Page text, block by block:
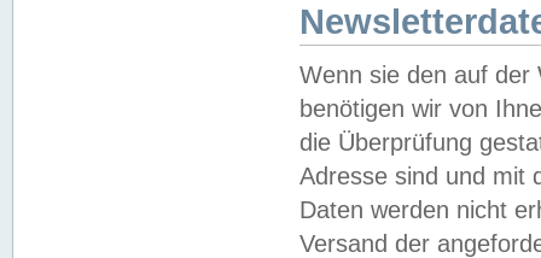
Wenn sie den auf der
benötigen wir von
die Überprüfung
Adresse sind und mit
Daten werden nicht
Versand der